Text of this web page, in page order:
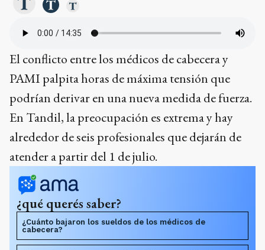
El conflicto entre los médicos de cabecera y
PAMI palpita horas de máxima tensión que
podrían derivar en una nueva medida de fuerza.
En Tandil, la preocupación es extrema y hay
alrededor de seis profesionales que dejarán de
atender a partir del 1 de julio.
¿qué querés saber?
¿Cuánto bajaron los sueldos de los médicos de
cabecera?